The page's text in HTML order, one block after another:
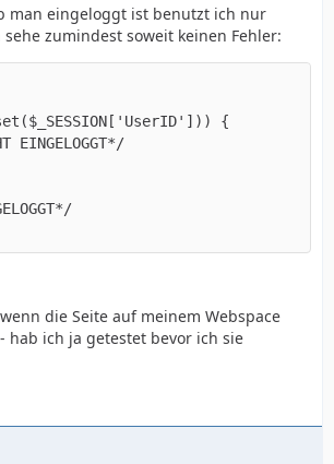
man eingeloggt ist benutzt ich nur
zumindest soweit keinen Fehler:
die Seite auf meinem Webspace
hab ich ja getestet bevor ich sie